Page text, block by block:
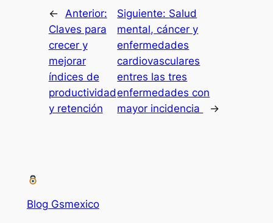
← Anterior:
Claves para
crecer y
mejorar
índices de
productividad
y retención
Siguiente: Salud
mental, cáncer y
enfermedades
cardiovasculares
entres las tres
enfermedades con
mayor incidencia
→
Blog Gsmexico